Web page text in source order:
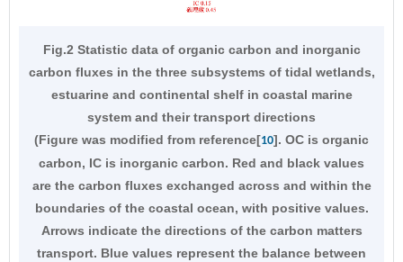
Fig.2 Statistic data of organic carbon and inorganic
carbon fluxes in the three subsystems of tidal wetlands,
estuarine and continental shelf in coastal marine
system and their transport directions
(Figure was modified from reference[10]. OC is organic
carbon, IC is inorganic carbon. Red and black values
are the carbon fluxes exchanged across and within the
boundaries of the coastal ocean, with positive values.
Arrows indicate the directions of the carbon matters
transport. Blue values represent the balance between